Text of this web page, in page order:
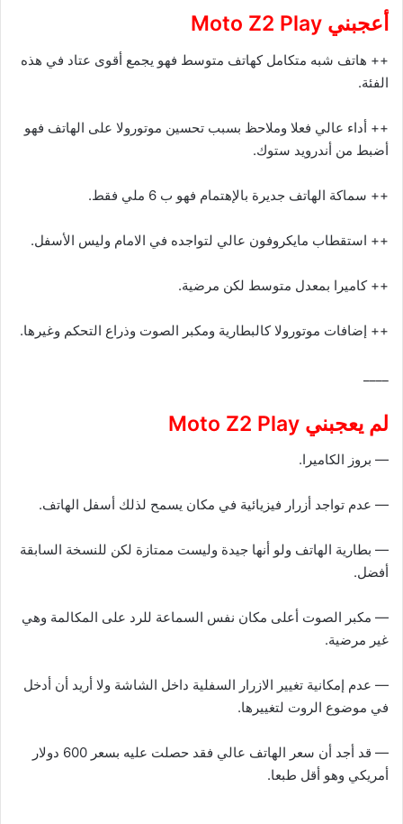
أعجبني Moto Z2 Play
++ هاتف شبه متكامل كهاتف متوسط فهو يجمع أقوى عتاد في هذه
الفئة.
++ أداء عالي فعلا وملاحظ بسبب تحسين موتورولا على الهاتف فهو
أضبط من أندرويد ستوك.
++ سماكة الهاتف جديرة بالإهتمام فهو ب 6 ملي فقط.
++ استقطاب مايكروفون عالي لتواجده في الامام وليس الأسفل.
++ كاميرا بمعدل متوسط لكن مرضية.
++ إضافات موتورولا كالبطارية ومكبر الصوت وذراع التحكم وغيرها.
لم يعجبني Moto Z2 Play
— بروز الكاميرا.
— عدم تواجد أزرار فيزيائية في مكان يسمح لذلك أسفل الهاتف.
— بطارية الهاتف ولو أنها جيدة وليست ممتازة لكن للنسخة السابقة
أفضل.
— مكبر الصوت أعلى مكان نفس السماعة للرد على المكالمة وهي
غير مرضية.
— عدم إمكانية تغيير الازرار السفلية داخل الشاشة ولا أريد أن أدخل
في موضوع الروت لتغييرها.
— قد أجد أن سعر الهاتف عالي فقد حصلت عليه بسعر 600 دولار
أمريكي وهو أقل طبعا.